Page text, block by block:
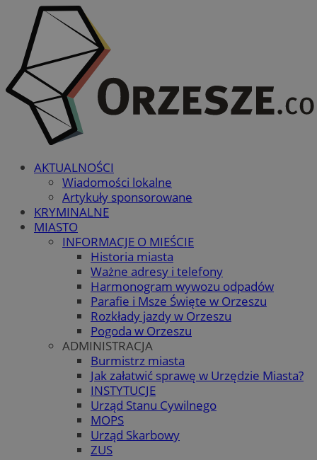
AKTUALNOŚCI
Wiadomości lokalne
Artykuły sponsorowane
KRYMINALNE
MIASTO
INFORMACJE O MIEŚCIE
Historia miasta
Ważne adresy i telefony
Harmonogram wywozu odpadów
Parafie i Msze Święte w Orzeszu
Rozkłady jazdy w Orzeszu
Pogoda w Orzeszu
ADMINISTRACJA
Burmistrz miasta
Jak załatwić sprawę w Urzędzie Miasta?
INSTYTUCJE
Urząd Stanu Cywilnego
MOPS
Urząd Skarbowy
ZUS